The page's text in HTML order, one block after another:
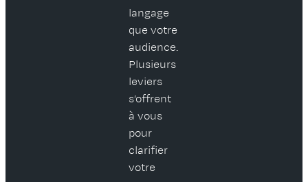
langage
que votre
audience.
Plusieurs
leviers
s’offrent
à vous
pour
clarifier
votre